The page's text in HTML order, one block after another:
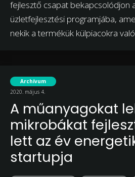
fejlesztő csapat bekapcsolódjon
üzletfejlesztési programjába,
nekik a termékük külpiacokra
Archívum
2020. május 4.
A műanyagokat
mikrobákat
lett az év
startupja